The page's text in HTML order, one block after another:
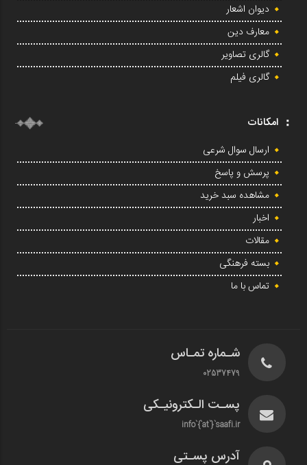
دیوان اشعار
معارف دین
گالری تصاویر
گالری فیلم
امکانات
ارسال سوال شرعی
پرسش و پاسخ
مشاهده سبد خرید
اخبار
مقالات
بسته فرهنگی
تماس با ما
شـماره تمـاس
02537479
پسـت الـکترونیـکی
info`{`at`}`saafi.ir
آدرس پسـتی